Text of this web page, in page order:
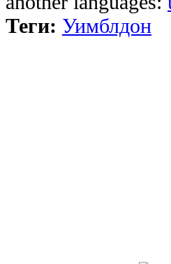
Теги: Уимблдон